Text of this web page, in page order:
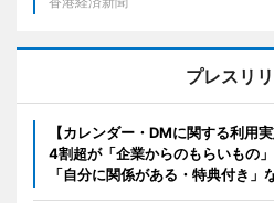
プレスリ
【カレンダー・DMに関する利用
4割超が「企業からのもらいもの
「自分に関係がある・特典付き」